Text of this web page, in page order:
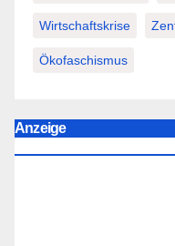
Wirtschaftskrise
Ökofaschismus
Anzeige